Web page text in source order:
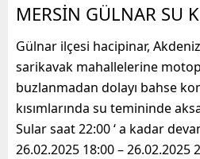
MERSİN GÜLNAR SU
Gülnar ilçesi hacipinar,
sarikavak mahallelerine
buzlanmadan dolayı bahse
kısımlarında su temininde
Sular saat 22:00 ‘ a kadar
26.02.2025 18:00 – 26.02.2025